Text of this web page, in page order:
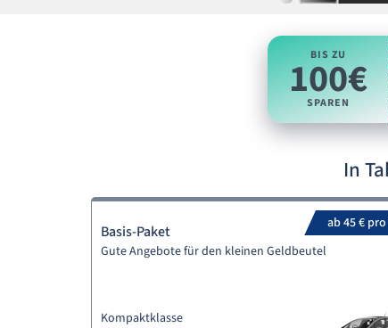
BIS ZU
100€
SPAREN
In
ab 45 €
Basis-Paket
Gute Angebote für den kleinen Geldbeutel
Kompaktklasse